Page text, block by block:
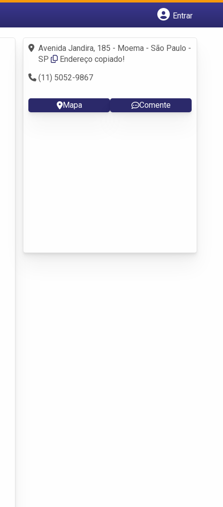
Entrar
Fazer login
Criar conta
Avenida Jandira, 185 - Moema - São Paulo -
SP
Endereço copiado!
(11) 5052-9867
Mapa Comente